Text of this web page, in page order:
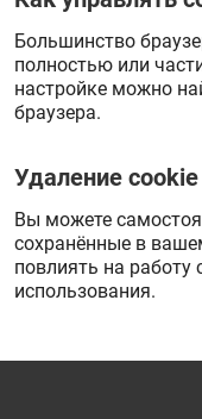
Большинство
полностью или
настройке можно
браузера.
Удаление cookie
Вы можете
сохранённые в
повлиять на работу
использования.